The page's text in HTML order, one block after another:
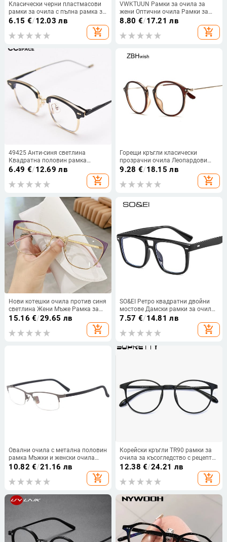
Класически черни пластмасови
рамки за очила с пълна рамка за
жени Мъжки рамки за очила с
6.15 €/12.03 лв
add_shopping_cart
VWKTUUN Рамки за очила за
жени Оптични очила Рамки за
късогледство Мъжки V лого
Обикновена стъклена цветна
рамка oculos Gafas de sol
8.80 €/17.21 лв
add_shopping_cart
49425 Анти-синя светлина
Квадратна половин рамка
Пластмасови титаниеви рамки
за очила Свръхлеки Мъже Жени
Оптични модни компютърни
6.49 €/12.69 лв
add_shopping_cart
Горещи кръгли класически
прозрачни очила Леопардови
рамки Винтидж очила Жена Мъж
Оптични очила Прозрачни
прозрачни очила Oculos
9.28 €/18.15 лв
add_shopping_cart
Нови котешки очила против синя
светлина Жени Мъже Рамка за
очила с метална пружина на
крака Оптични компютърни
очила на едро
15.16 €/29.65 лв
add_shopping_cart
SO&EI Ретро квадратни двойни
мостове Дамски рамки за очила
Прозрачни анти-Blu-Ray лещи
Очила Мъжки оптични нитове
Рамки Компютърни очила
7.57 €/14.81 лв
add_shopping_cart
Овални очила с метална половин
рамка Мъжки и женски очила
Рамка за очила за диоптрични
лещи за четене на късогледство
Прогресивни
10.82 €/21.16 лв
add_shopping_cart
Корейски кръгли TR90 рамки за
очила за късогледство с рецепта,
мъже жени пластмасови
титаниеви далекогледство
оптични рамки за очила FK130
12.38 €/24.21 лв
add_shopping_cart